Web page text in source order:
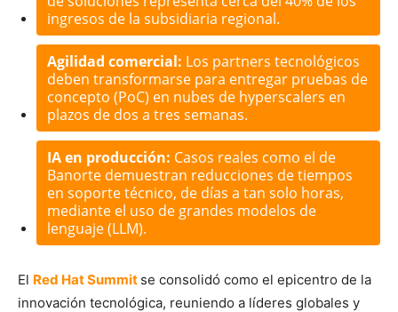
ingresos de la subsidiaria regional.
Agilidad comercial: Los partners tecnológicos
deben transformarse para entregar pruebas de
concepto (PoC) en nubes de hyperscalers en
plazos de dos a tres semanas.
IA en producción: Casos reales como el de
Banorte demuestran reducciones de tiempos
en soporte técnico, de días a tan solo horas,
mediante el uso de grandes modelos de
lenguaje (LLM).
El Red Hat Summit se consolidó como el epicentro de la
innovación tecnológica, reuniendo a líderes globales y